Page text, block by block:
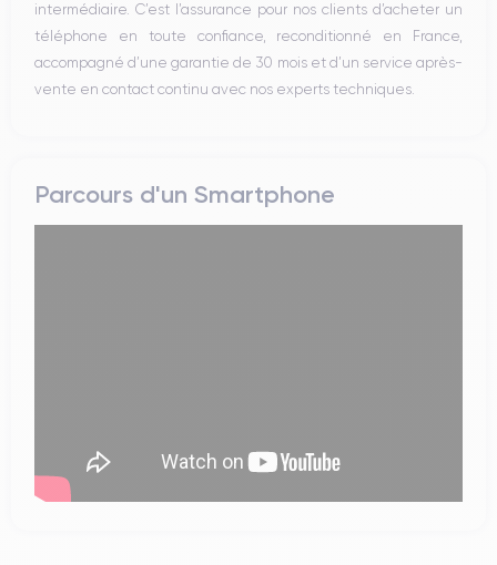
intermédiaire. C’est l’assurance pour nos clients d’acheter un
téléphone en toute confiance, reconditionné en France,
accompagné d’une garantie de 30 mois et d’un service après-
vente en contact continu avec nos experts techniques.
Parcours d'un Smartphone